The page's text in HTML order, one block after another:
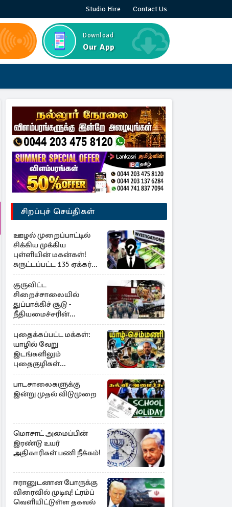
Studio Hire Contact Us
Download
Our App
சிறப்புச் செய்திகள்
ஊழல் முறைப்பாட்டில்
சிக்கிய முக்கிய
புள்ளியின் மகன்கள்!
சுருட்டப்பட்ட 135 ஏக்கர்
தேயிலைத் தோட்டம்
குருவிட்ட
சிறைச்சாலையில்
துப்பாக்கிச் சூடு -
நீதியமைச்சரின்
அறிவிப்பு
புதைக்கப்பட்ட மக்கள்:
யாழில் வேறு
இடங்களிலும்
புதைகுழிகள்
இருக்கலாம்..!
எழுமாற்றாக அகழ்வு
பாடசாலைகளுக்கு
இன்று முதல் விடுமுறை
மொசாட் அமைப்பின்
இரண்டு உயர்
அதிகாரிகள் பணி நீக்கம்!
ஈரானுடனான போருக்கு
விரைவில் முடிவு! ட்ரம்ப்
வெளியிட்டுள்ள தகவல்